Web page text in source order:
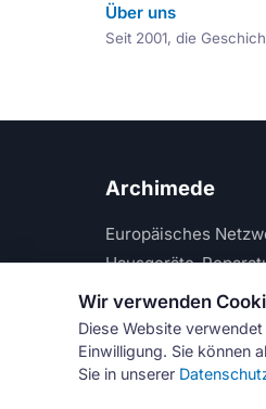
Über uns
Seit 2001, die
Archimede
Europäisches
Hausgeräte-
Wir verwenden
Diese Website
Einwilligung. Sie können
Sie in unserer